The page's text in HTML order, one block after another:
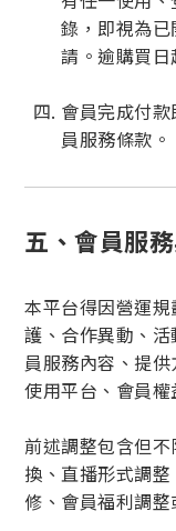
錄，即視為
請。逾購買
會員完成付
員服務條款。
五、會員服
本平台得因營運
護、合作異動、
員服務內容、提
使用平台、會員權
前述調整包含但
換、直播形式調
修、會員福利調整